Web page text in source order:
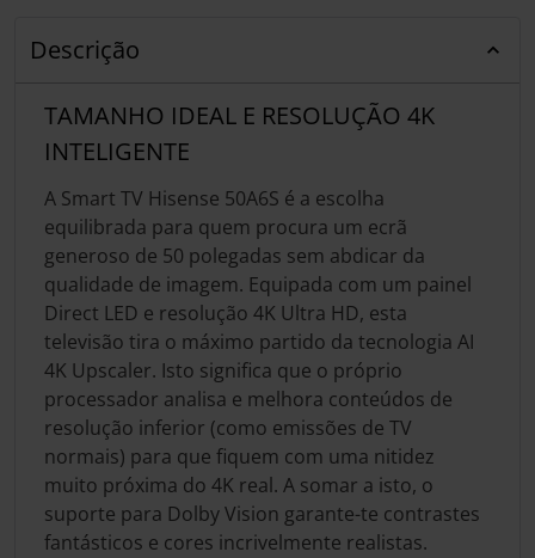
Descrição
TAMANHO IDEAL E RESOLUÇÃO 4K
INTELIGENTE
A Smart TV Hisense 50A6S é a escolha
equilibrada para quem procura um ecrã
generoso de 50 polegadas sem abdicar da
qualidade de imagem. Equipada com um painel
Direct LED e resolução 4K Ultra HD, esta
televisão tira o máximo partido da tecnologia AI
4K Upscaler. Isto significa que o próprio
processador analisa e melhora conteúdos de
resolução inferior (como emissões de TV
normais) para que fiquem com uma nitidez
muito próxima do 4K real. A somar a isto, o
suporte para Dolby Vision garante-te contrastes
fantásticos e cores incrivelmente realistas.